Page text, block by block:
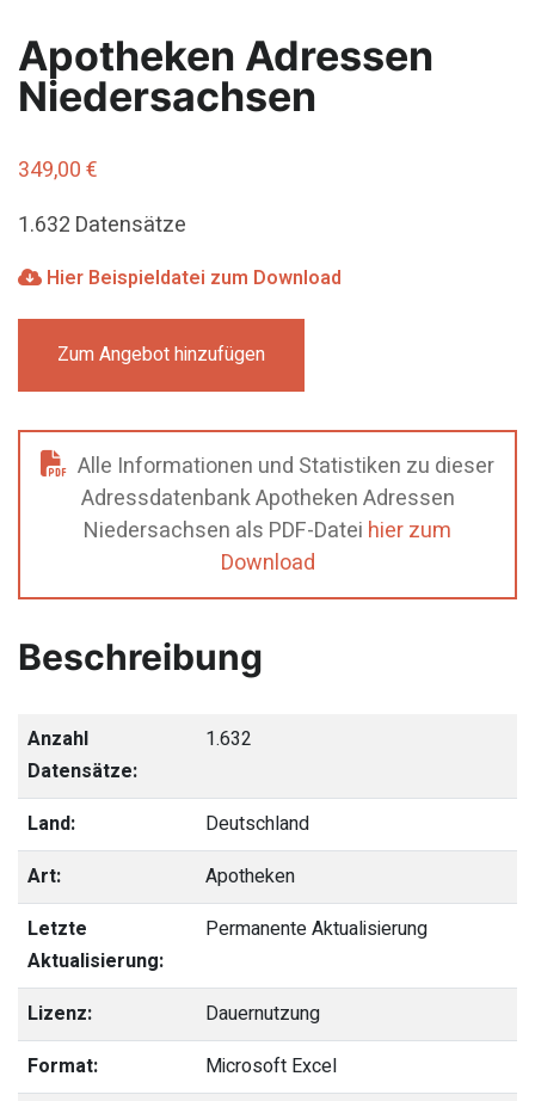
Apotheken Adressen
Niedersachsen
349,00€
1.632 Datensätze
Hier Beispieldatei zum Download
Zum Angebot hinzufügen
Alle Informationen und Statistiken zu dieser
Adressdatenbank Apotheken Adressen
Niedersachsen als PDF-Datei hier zum
Download
Beschreibung
Anzahl
Datensätze:
1.632
Land:
Deutschland
Art:
Apotheken
Letzte
Aktualisierung:
Permanente Aktualisierung
Lizenz:
Dauernutzung
Format:
Microsoft Excel